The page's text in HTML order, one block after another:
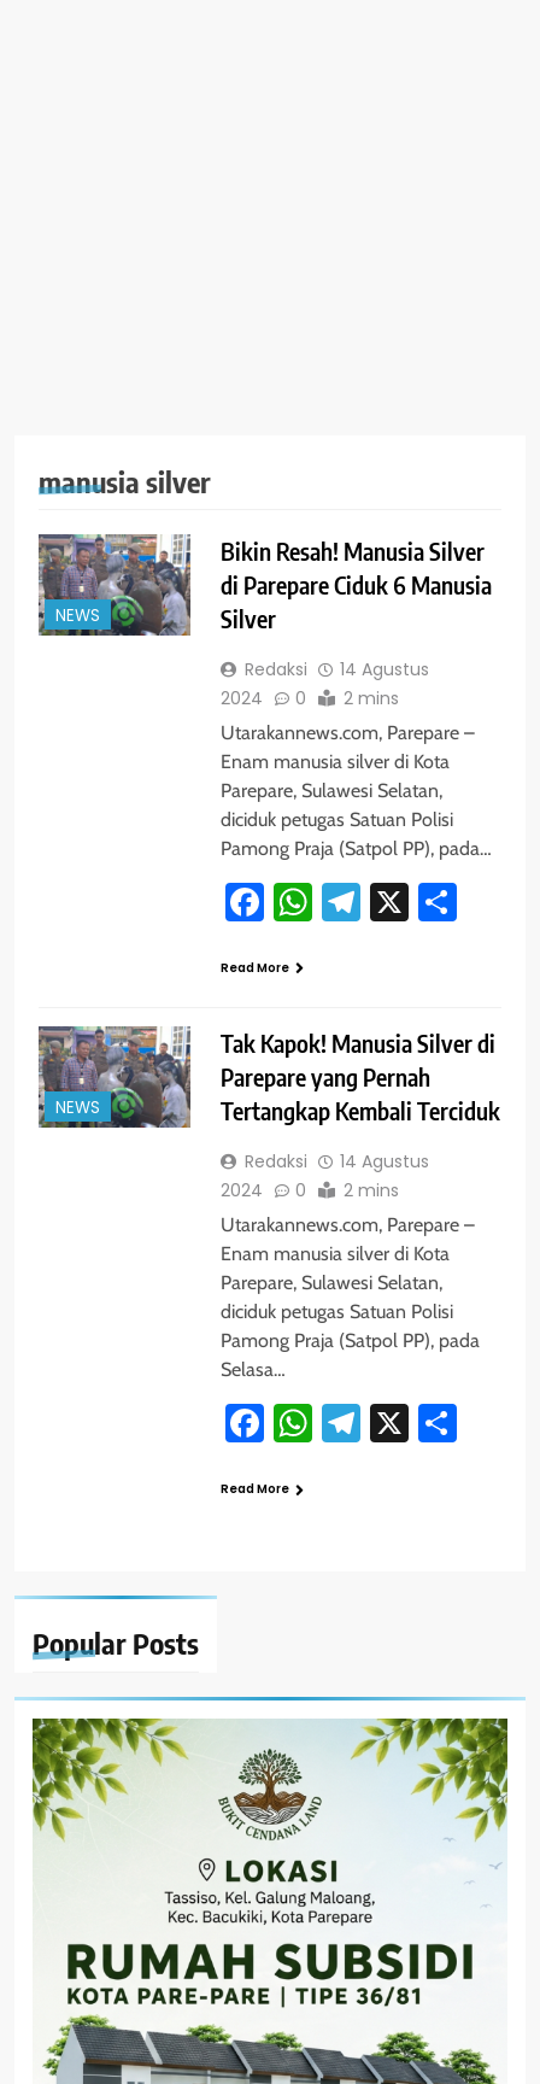
Popular Posts
manusia silver
NEWS
Bikin Resah! Manusia Silver
di Parepare Ciduk 6 Manusia
Silver
Redaksi
14 Agustus
2024
0 2 mins
Utarakannews.com, Parepare –
Enam manusia silver di Kota
Parepare, Sulawesi Selatan,
diciduk petugas Satuan Polisi
Pamong Praja (Satpol PP), pada…
Facebook
WhatsApp
Telegram
X
Read More
NEWS
Tak Kapok! Manusia Silver di
Parepare yang Pernah
Tertangkap Kembali Terciduk
Redaksi
14 Agustus
2024
0 2 mins
Utarakannews.com, Parepare –
Enam manusia silver di Kota
Parepare, Sulawesi Selatan,
diciduk petugas Satuan Polisi
Pamong Praja (Satpol PP), pada
Selasa…
Facebook
WhatsApp
Telegram
X
Read More